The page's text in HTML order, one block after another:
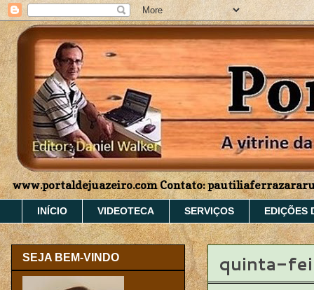
www.portaldejuazeiro.com Contato:
INÍCIO VIDEOTECA SERVIÇOS EDIÇÕES
quinta-
SEJA BEM-VINDO